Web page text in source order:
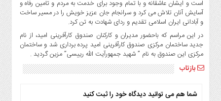
کشاورزی
و
صنایع
غذایی
سیاسی
و
بین
الملل
است و ایشان عاشقانه و با تمام وجود برای خدمت به مردم و تامین رفاه و
آسایش آنان تلاش می کرد و سرانجام جان عزیز خویش را در مسیر ساخت
و آبادانی ایران اسلامی تقدیم و ردای شهادت به تن کرد.
در این مراسم که باحضور مدیران و کارکنان صندوق کارآفرینی امید، از نام
جدید ساختمان مرکزی صندوق کارآفرینی امید پرده برداری شد و ساختمان
مرکزی این صندوق به نام ” شهید جمهورآیت الله رییسی” مزین گردید .
بازتاب
شما هم می توانید دیدگاه خود را ثبت کنید